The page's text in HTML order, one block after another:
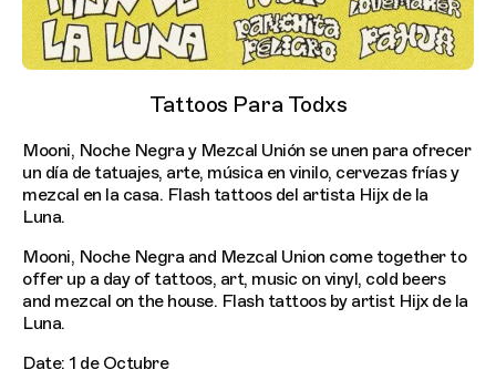
Tattoos Para Todxs
Mooni, Noche Negra y Mezcal Unión se unen para ofrecer
un día de tatuajes, arte, música en vinilo, cervezas frías y
mezcal en la casa. Flash tattoos del artista Hijx de la
Luna.
Mooni, Noche Negra and Mezcal Union come together to
offer up a day of tattoos, art, music on vinyl, cold beers
and mezcal on the house. Flash tattoos by artist Hijx de la
Luna.
Date: 1 de Octubre